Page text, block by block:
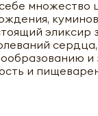
множество
эликсир
сердца,
и
и